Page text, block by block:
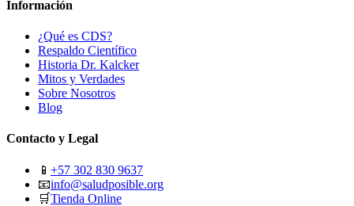
Información
¿Qué es CDS?
Respaldo Científico
Historia Dr. Kalcker
Mitos y Verdades
Sobre Nosotros
Blog
Contacto y Legal
📱 +57 302 830 9637
📧info@saludposible.org
🛒Tienda Online